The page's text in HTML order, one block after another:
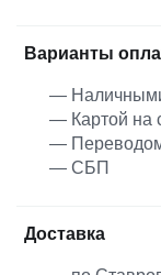
Варианты
—
— Картой на
—
— СБП
Доставка